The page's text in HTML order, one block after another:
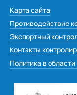
Карта сайта
Противодействие
Экспортный
Контакты
Политика в области